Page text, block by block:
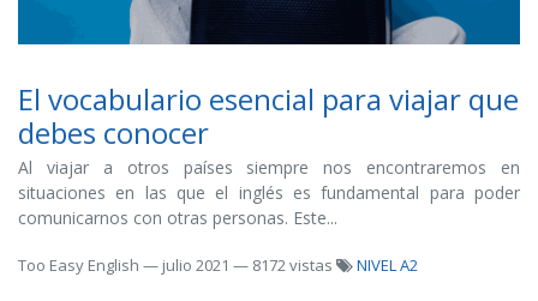
El vocabulario esencial para viajar que
debes conocer
Al viajar a otros países siempre nos encontraremos en
situaciones en las que el inglés es fundamental para poder
comunicarnos con otras personas. Este...
Too Easy English — julio 2021 — 8172 vistas NIVEL A2